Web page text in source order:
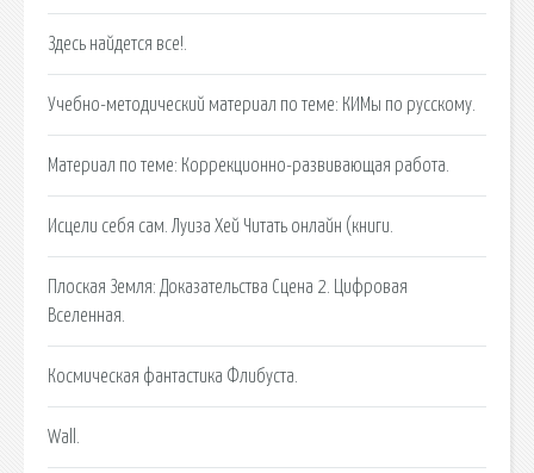
Здесь найдется все!.
Учебно-методический материал по теме: КИМы по русскому.
Материал по теме: Коррекционно-развивающая работа.
Исцели себя сам. Луиза Хей Читать онлайн (книги.
Плоская Земля: Доказательства Сцена 2. Цифровая
Вселенная.
Космическая фантастика Флибуста.
Wall.